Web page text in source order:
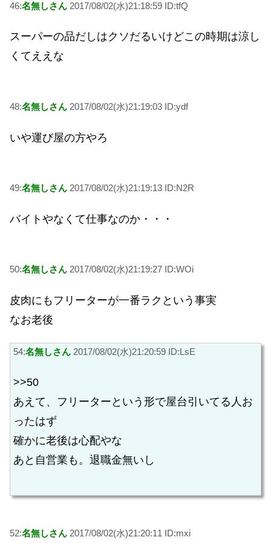
46:名無しさん 2017/08/02(水)21:18:59 ID:tfQ
スーパーの品だしはクソだるいけどこの時期は涼し
くてええな
48:名無しさん 2017/08/02(水)21:19:03 ID:ydf
いや運び屋の方やろ
49:名無しさん 2017/08/02(水)21:19:13 ID:N2R
バイトやなくて仕事なのか・・・
50:名無しさん 2017/08/02(水)21:19:27 ID:WOi
皮肉にもフリーターが一番ラクという事実
なお老後
54:名無しさん 2017/08/02(水)21:20:59 ID:LsE
>>50
あえて、フリーターという形で屋台引いてる人お
ったはず
確かに老後は心配やな
あと自営業も。退職金無いし
52:名無しさん 2017/08/02(水)21:20:11 ID:mxi